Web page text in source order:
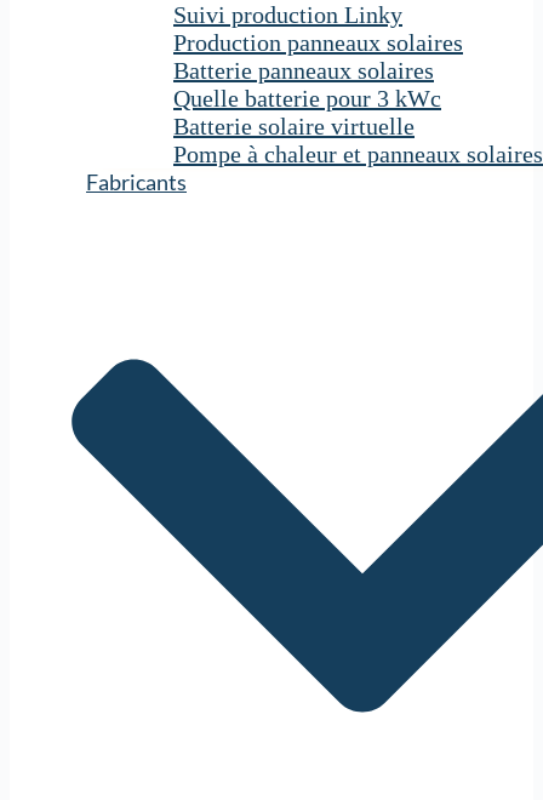
Suivi production Linky
Production panneaux solaires
Batterie panneaux solaires
Quelle batterie pour 3 kWc
Batterie solaire virtuelle
Pompe à chaleur et panneaux solaires
Fabricants